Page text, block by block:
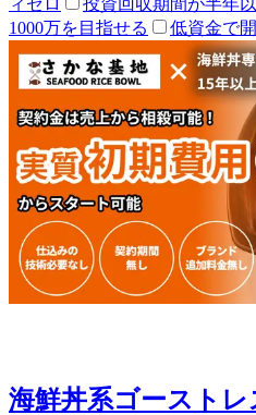
1000万を目指せる
低資金で
海鮮丼系ゴースト